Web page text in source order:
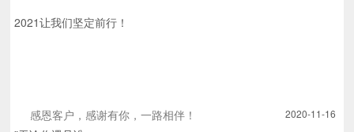
2021让我们坚定前行！
感恩客户，感谢有你，一路相伴！ 2020-11-16